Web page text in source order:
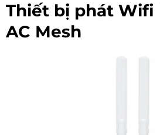
Thiết bị phát Wifi
AC Mesh